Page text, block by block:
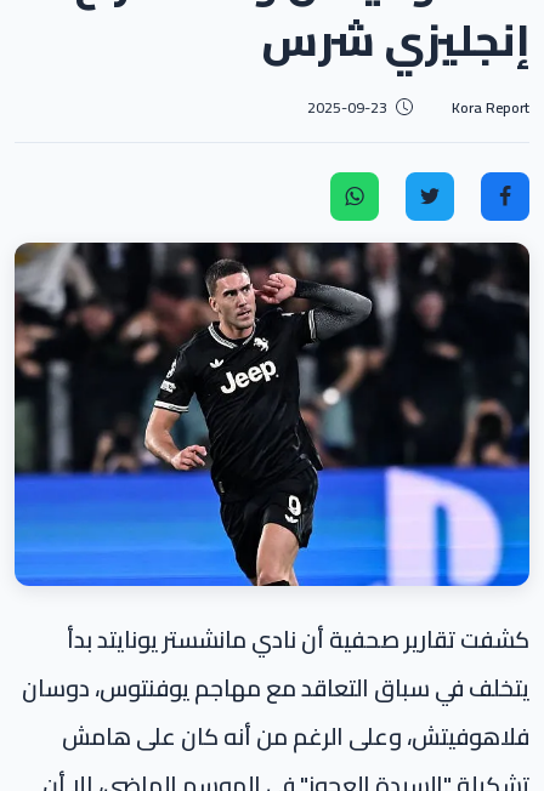
إنجليزي شرس
Kora Report
2025-09-23
كشفت تقارير صحفية أن نادي مانشستر يونايتد بدأ
يتخلف في سباق التعاقد مع مهاجم يوفنتوس، دوسان
فلاهوفيتش، وعلى الرغم من أنه كان على هامش